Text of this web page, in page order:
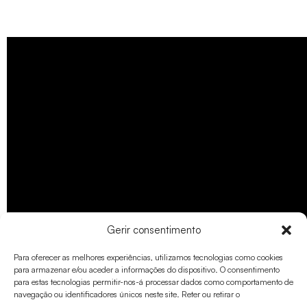
Gerir consentimento
Para oferecer as melhores experiências, utilizamos tecnologias como cookies
para armazenar e/ou aceder a informações do dispositivo. O consentimento
para estas tecnologias permitir-nos-á processar dados como comportamento de
navegação ou identificadores únicos neste site. Reter ou retirar o